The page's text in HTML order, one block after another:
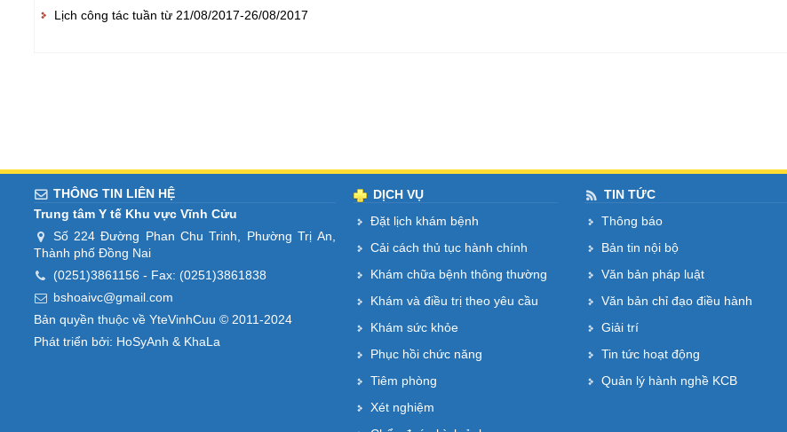
Lịch công tác tuần từ 21/08/2017-26/08/2017
THÔNG TIN LIÊN HỆ
Trung tâm Y tế Khu vực Vĩnh Cửu
Số 224 Đường Phan Chu Trinh, Phường Trị An,
Thành phố Đồng Nai
(0251)3861156 - Fax: (0251)3861838
bshoaivc@gmail.com
Bản quyền thuộc về YteVinhCuu © 2011-2024
Phát triển bởi: HoSyAnh & KhaLa
DỊCH VỤ
Đặt lịch khám bệnh
Cải cách thủ tục hành chính
Khám chữa bệnh thông thường
Khám và điều trị theo yêu cầu
Khám sức khỏe
Phục hồi chức năng
Tiêm phòng
Xét nghiệm
TIN TỨC
Thông báo
Bản tin nội bộ
Văn bản pháp luật
Văn bản chỉ đạo điều hành
Giải trí
Tin tức hoạt động
Quản lý hành nghề KCB